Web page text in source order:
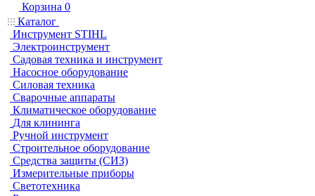
Корзина 0
Каталог
Инструмент STIHL
Электроинструмент
Садовая техника и инструмент
Насосное оборудование
Силовая техника
Сварочные аппараты
Климатическое оборудование
Для клининга
Ручной инструмент
Строительное оборудование
Средства защиты (СИЗ)
Измерительные приборы
Светотехника